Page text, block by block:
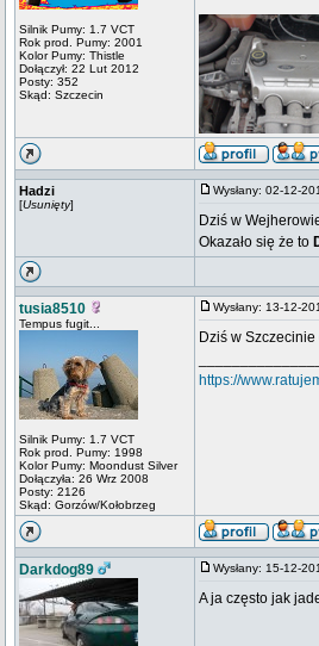
Silnik Pumy: 1.7 VCT
Rok prod. Pumy: 2001
Kolor Pumy: Thistle
Dołączył: 22 Lut 2012
Posty: 352
Skąd: Szczecin
Hadzi
[Usunięty]
Wysłany: 02-12-
Dziś w
Okazało się że to
tusia8510
Tempus fugit...
Silnik Pumy: 1.7 VCT
Rok prod. Pumy: 1998
Kolor Pumy: Moondust Silver
Dołączyła: 26 Wrz 2008
Posty: 2126
Skąd: Gorzów/Kołobrzeg
Wysłany: 13-12-
Dziś w
https://
Darkdog89 Wysłany: 15-12-
A ja często jak